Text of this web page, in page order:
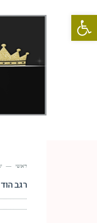
פתח סרגל נגישות
ראשי —
רגב הוד